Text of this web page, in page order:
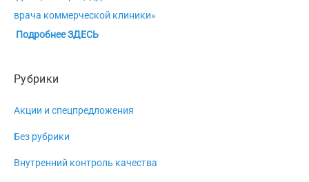
Подробнее ЗДЕСЬ
Рубрики
Акции и спецпредложения
Без рубрики
Внутренний контроль качества